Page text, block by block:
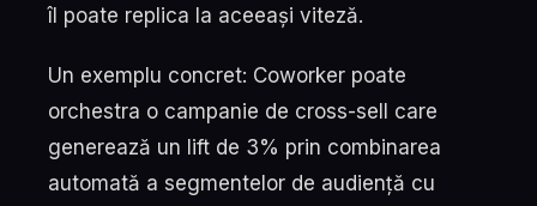
îl poate replica la aceeași viteză.
Un exemplu concret: Coworker poate
orchestra o campanie de cross-sell care
generează un lift de 3% prin combinarea
automată a segmentelor de audiență cu